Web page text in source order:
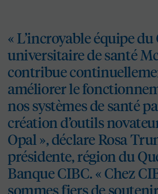
« L’incroyable équipe
universitaire de santé
contribue
améliorer le
nos systèmes de santé
création d’outils
Opal », déclare Rosa
présidente, région du
Banque CIBC. « Chez
sommes fiers de